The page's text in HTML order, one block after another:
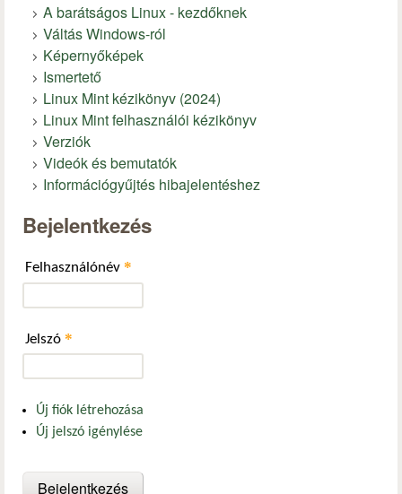
A barátságos Linux - kezdőknek
Váltás Windows-ról
Képernyőképek
Ismertető
Linux Mint kézikönyv (2024)
Linux Mint felhasználói kézikönyv
Verziók
Videók és bemutatók
Információgyűjtés hibajelentéshez
Bejelentkezés
Felhasználónév *
Jelszó *
Új fiók létrehozása
Új jelszó igénylése